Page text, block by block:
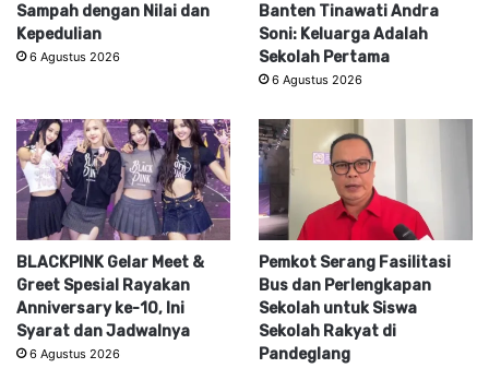
Sampah dengan Nilai dan
Kepedulian
6 Agustus 2026
Banten Tinawati Andra
Soni: Keluarga Adalah
Sekolah Pertama
6 Agustus 2026
BLACKPINK Gelar Meet &
Greet Spesial Rayakan
Anniversary ke-10, Ini
Syarat dan Jadwalnya
6 Agustus 2026
Pemkot Serang Fasilitasi
Bus dan Perlengkapan
Sekolah untuk Siswa
Sekolah Rakyat di
Pandeglang